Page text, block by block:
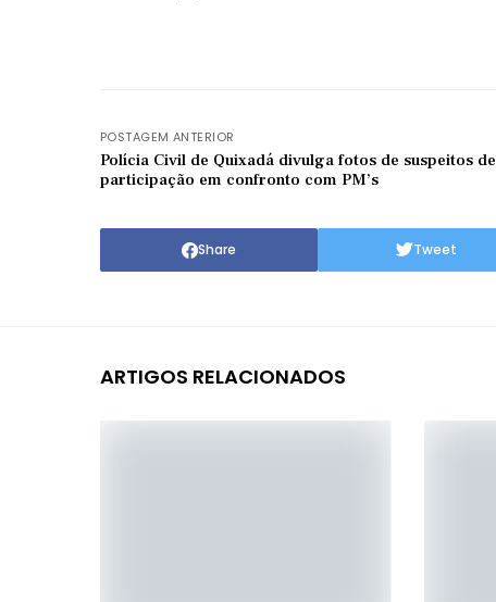
POSTAGEM ANTERIOR
Polícia Civil de Quixadá divulga fotos de suspeitos de
participação em confronto com PM’s
Share Tweet
ARTIGOS RELACIONADOS